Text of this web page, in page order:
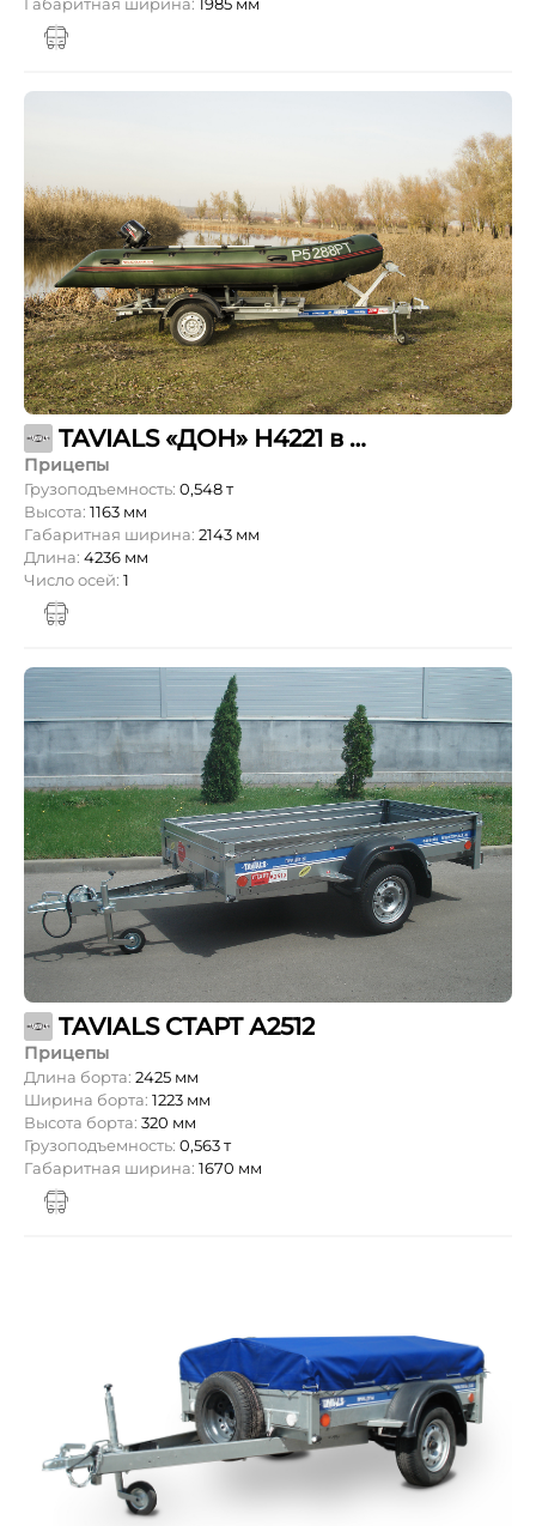
TAVIALS «ДОН» Н4221 в комплекте с ложементами
Прицепы
Грузоподъемность: 0,548 т
Высота: 1163 мм
Габаритная ширина: 2143 мм
Длина: 4236 мм
Число осей: 1
TAVIALS СТАРТ А2512
Прицепы
Длина борта: 2425 мм
Ширина борта: 1223 мм
Высота борта: 320 мм
Грузоподъемность: 0,563 т
Габаритная ширина: 1670 мм